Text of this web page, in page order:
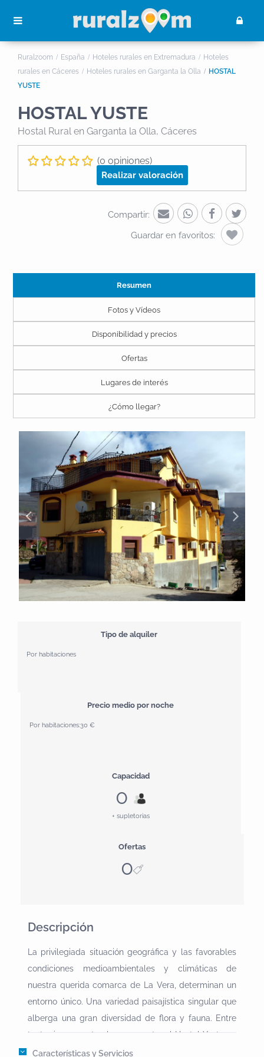
Ruralzoom España Hoteles rurales en Extremadura
Hoteles
rurales en Cáceres
Hoteles rurales en Garganta la Olla
HOSTAL
YUSTE
HOSTAL YUSTE
Hostal Ruralen Garganta la Olla, Cáceres
(0 opiniones)
Realizar valoración
Compartir:
Guardar en favoritos:
Resumen
Fotos y Vídeos
Disponibilidad y precios
Ofertas
Lugares de interés
¿Cómo llegar?
Tipo de alquiler
Por habitaciones
Precio medio por noche
Por habitaciones:30 €
Capacidad
0
+ supletorias
Ofertas
0
Descripción
La privilegiada situación geográfica y las favorables
condiciones medioambientales y climáticas de
nuestra querida comarca de La Vera, determinan un
entorno único. Una variedad paisajística singular que
alberga una gran diversidad de flora y fauna. Entre
tanta riqueza natural se encuentra el Hostal Yuste en
Garganta la Olla.Pase un fin de semana en contacto
Características y Servicios